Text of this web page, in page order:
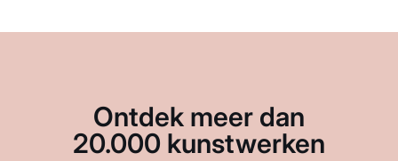
Ontdek meer dan
20.000 kunstwerken